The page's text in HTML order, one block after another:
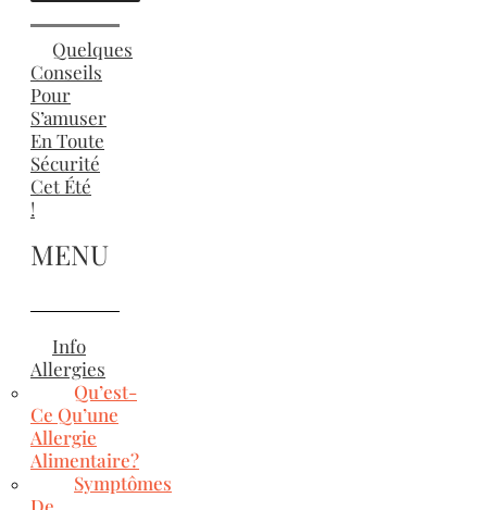
Quelques
Conseils
Pour
S’amuser
En Toute
Sécurité
Cet Été
!
MENU
Info
Allergies
Qu’est-
Ce Qu’une
Allergie
Alimentaire?
Symptômes